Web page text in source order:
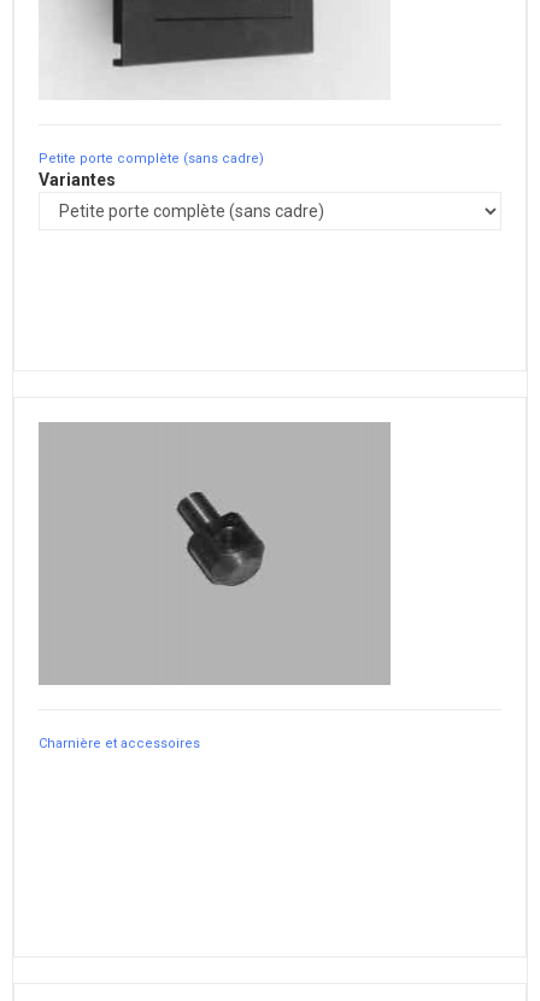
Petite porte complète (sans cadre)
Variantes
Charnière et accessoires